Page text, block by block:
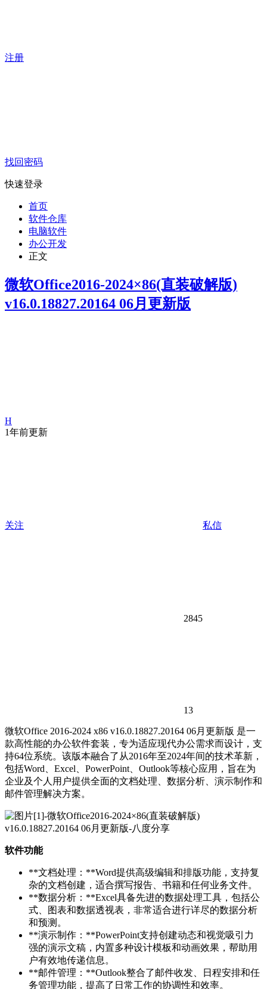
注册
找回密码
快速登录
首页
软件仓库
电脑软件
办公开发
正文
微软Office2016-2024×86(直装破解版)
v16.0.18827.20164 06月更新版
H
1年前更新
关注 私信
2845
13
微软Office 2016-2024 x86 v16.0.18827.20164 06月更新版 是一
款高性能的办公软件套装，专为适应现代办公需求而设计，支
持64位系统。该版本融合了从2016年至2024年间的技术革新，
包括Word、Excel、PowerPoint、Outlook等核心应用，旨在为
企业及个人用户提供全面的文档处理、数据分析、演示制作和
邮件管理解决方案。
软件功能
**文档处理：**Word提供高级编辑和排版功能，支持复
杂的文档创建，适合撰写报告、书籍和任何业务文件。
**数据分析：**Excel具备先进的数据处理工具，包括公
式、图表和数据透视表，非常适合进行详尽的数据分析
和预测。
**演示制作：**PowerPoint支持创建动态和视觉吸引力
强的演示文稿，内置多种设计模板和动画效果，帮助用
户有效地传递信息。
**邮件管理：**Outlook整合了邮件收发、日程安排和任
务管理功能，提高了日常工作的协调性和效率。